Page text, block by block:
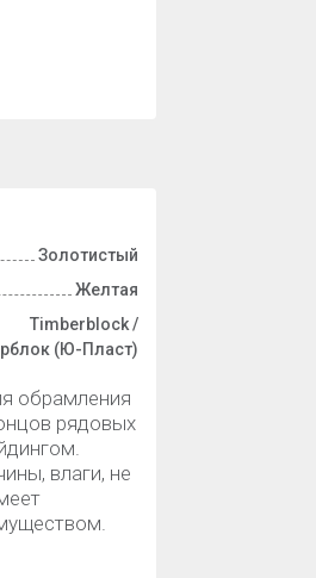
Золотистый
Желтая
Timberblock /
(Ю-Пласт)
обрамления
рядовых
влаги, не